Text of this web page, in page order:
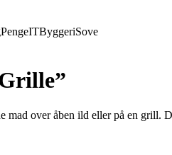
PengeITByggeriSove
mad over åben ild eller på en grill.